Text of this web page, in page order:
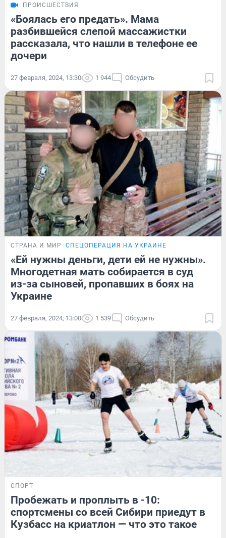
ПРОИСШЕСТВИЯ
«Боялась его предать». Мама
разбившейся слепой массажистки
рассказала, что нашли в телефоне ее
дочери
27 февраля, 2024, 13:30 1 944 Обсудить
СТРАНА И МИР СПЕЦОПЕРАЦИЯ НА УКРАИНЕ
«Ей нужны деньги, дети ей не нужны».
Многодетная мать собирается в суд
из-за сыновей, пропавших в боях на
Украине
27 февраля, 2024, 13:00 1 539 Обсудить
СПОРТ
Пробежать и проплыть в -10:
спортсмены со всей Сибири приедут в
Кузбасс на криатлон — что это такое